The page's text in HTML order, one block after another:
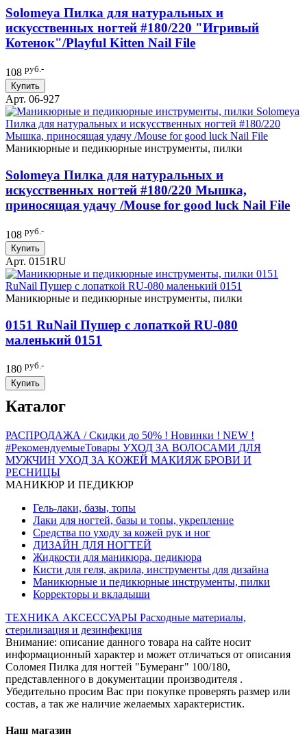
Solomeya Пилка для натуральных и
искусственных ногтей #180/220 "Игривый
Котенок"/Playful Kitten Nail File
108 руб.-
Купить
Арт. 06-927
Маникюрные и педикюрные инструменты, пилки
Solomeya Пилка для натуральных и
искусственных ногтей #180/220 Мышка,
приносящая удачу /Mouse for good luck Nail File
108 руб.-
Купить
Арт. 0151RU
Маникюрные и педикюрные инструменты, пилки
0151 RuNail Пушер с лопаткой RU-080
маленький 0151
180 руб.-
Купить
Каталог
РАСПРОДАЖА / Скидки до 50% ! Новинки ! NEW !
#РекомендуемыеТовары УХОД ЗА ВОЛОСАМИ ДЛЯ
МУЖЧИН УХОД ЗА КОЖЕЙ МАКИЯЖ БРОВИ И
РЕСНИЦЫ
МАНИКЮР И ПЕДИКЮР
Гель-лаки, базы, топы
Лаки для ногтей, базы и топы, укрепление
Средства по уходу за кожей рук и ног
ДИЗАЙН ДЛЯ НОГТЕЙ
Жидкости для маникюра, педикюра
Кисти для геля, акрила, инструменты для дизайна
Маникюрные и педикюрные инструменты, пилки
Корректоры и вкладыши
ТЕХНИКА АКСЕССУАРЫ Расходные материалы,
стерилизация и дезинфекция
Внимание: описание данного товара на сайте носит
информационный характер и может отличаться от описания
Соломея Пилка для ногтей "Бумеранг" 100/180,
представленного в документации производителя .
Убедительно просим Вас при покупке проверять размер или
состав, а так же наличие желаемых характеристик.
Наш магазин